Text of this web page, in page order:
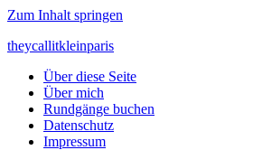
Zum Inhalt springen
theycallitkleinparis
Über diese Seite
Über mich
Rundgänge buchen
Datenschutz
Impressum